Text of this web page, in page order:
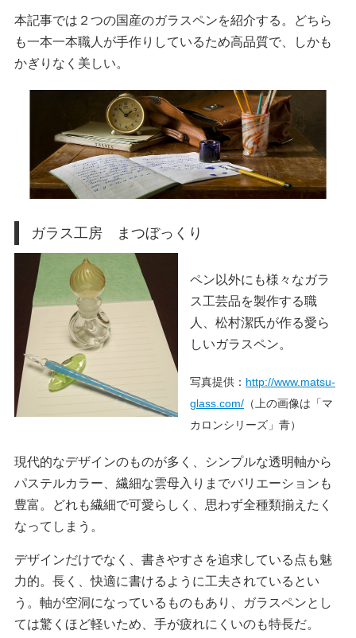
本記事では２つの国産のガラスペンを紹介する。どちら
も一本一本職人が手作りしているため高品質で、しかも
かぎりなく美しい。
ガラス工房 まつぼっくり
ペン以外にも様々なガラ
ス工芸品を製作する職
人、松村潔氏が作る愛ら
しいガラスペン。
写真提供： http://www.matsu-
glass.com/ （上の画像は「マ
カロンシリーズ」青）
現代的なデザインのものが多く、シンプルな透明軸から
パステルカラー、繊細な雲母入りまでバリエーションも
豊富。どれも繊細で可愛らしく、思わず全種類揃えたく
なってしまう。
デザインだけでなく、書きやすさを追求している点も魅
力的。長く、快適に書けるように工夫されているとい
う。軸が空洞になっているものもあり、ガラスペンとし
ては驚くほど軽いため、手が疲れにくいのも特長だ。